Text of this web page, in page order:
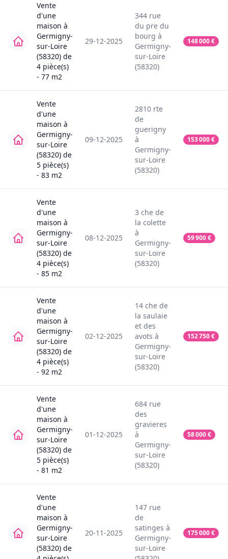
Vente
d'une
maison à
Germigny-
sur-Loire
(58320) de
4 pièce(s)
- 77 m2
29-12-2025
344 rue
du pre du
bourg à
Germigny-
sur-Loire
(58320)
148 000€
Vente
d'une
maison à
Germigny-
sur-Loire
(58320) de
5 pièce(s)
- 83 m2
09-12-2025
2810 rte
de
guerigny
à
Germigny-
sur-Loire
(58320)
153 000€
Vente
d'une
maison à
Germigny-
sur-Loire
(58320) de
4 pièce(s)
- 85 m2
08-12-2025
3 che de
la colette
à
Germigny-
sur-Loire
(58320)
59 900€
Vente
d'une
maison à
Germigny-
sur-Loire
(58320) de
4 pièce(s)
- 92 m2
02-12-2025
14 che de
la saulaie
et des
avots à
Germigny-
sur-Loire
(58320)
152 750€
Vente
d'une
maison à
Germigny-
sur-Loire
(58320) de
5 pièce(s)
- 81 m2
01-12-2025
684 rue
des
gravieres
à
Germigny-
sur-Loire
(58320)
58 000€
Vente
d'une
maison à
Germigny-
sur-Loire
(58320) de
20-11-2025
147 rue
de
satinges à
Germigny-
sur-Loire
175 000€